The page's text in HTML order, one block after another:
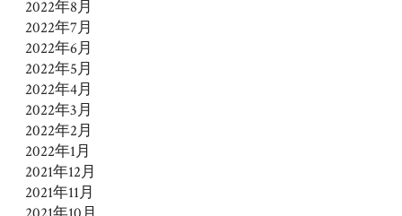
2022年8月
2022年7月
2022年6月
2022年5月
2022年4月
2022年3月
2022年2月
2022年1月
2021年12月
2021年11月